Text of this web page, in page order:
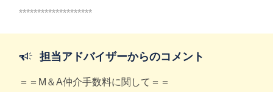
********************
担当アドバイザーからのコメント
＝＝M＆A仲介手数料に関して＝＝